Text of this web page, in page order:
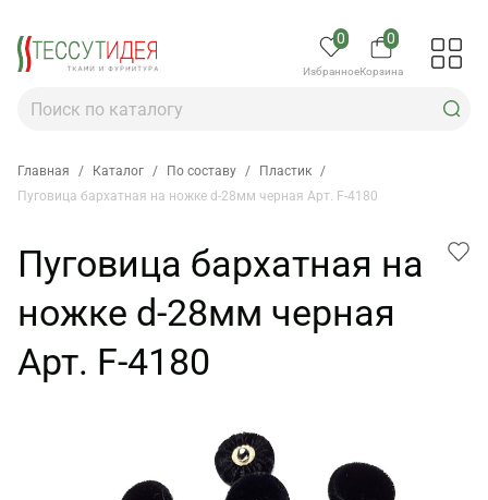
0
Избранное
0
Корзина
Главная / Каталог / По составу / Пластик /
Пуговица бархатная на ножке d-28мм черная Арт. F-4180
Пуговица бархатная на
ножке d-28мм черная
Арт. F-4180